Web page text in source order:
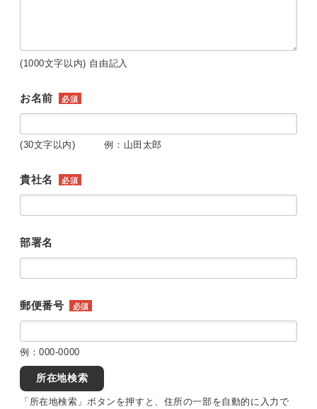
(1000文字以内) 自由記入
お名前 必須
(30文字以内) 例：山田太郎
貴社名 必須
部署名
郵便番号 必須
例：000-0000
所在地検索
「所在地検索」ボタンを押すと、住所の一部を自動的に入力で